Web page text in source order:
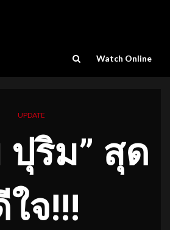
Watch Online
UPDATE
ปุริม” สุด
ใจ!!!